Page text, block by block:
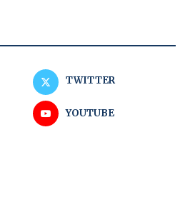
TWITTER
YOUTUBE